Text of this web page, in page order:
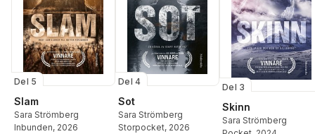
Del 5
Slam
Sara Strömberg
Inbunden, 2026
Del 4
Sot
Sara Strömberg
Storpocket, 2026
Del 3
Skinn
Sara Strömberg